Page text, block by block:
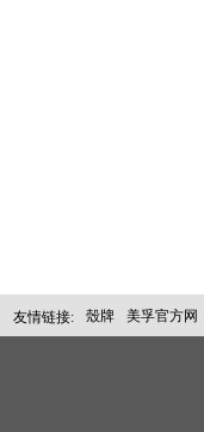
友情链接: 殼牌 美孚官方网